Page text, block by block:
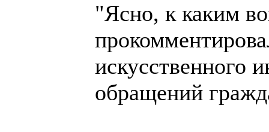
"Ясно, к каким
искусственного
обращений